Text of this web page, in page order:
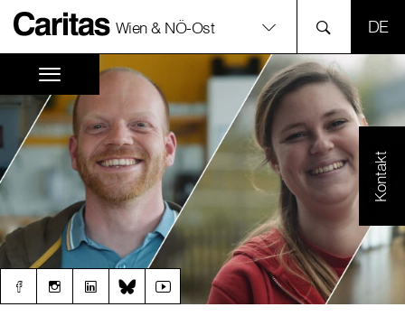
Wien & NÖ-Ost
Kontakt